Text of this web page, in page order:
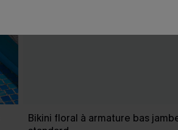
Bikini floral à armature bas